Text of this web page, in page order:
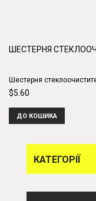
ШЕСТЕРНЯ
Шестерня
$5.60
ДО КОШИКА
КАТЕГОРІЇ